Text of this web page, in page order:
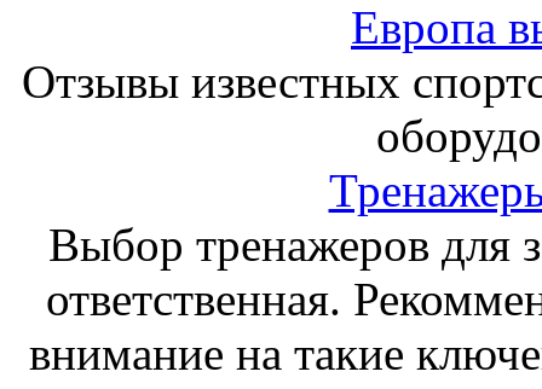
Европа
Отзывы известных
Выбор тренажеров для
ответственная.
внимание на такие